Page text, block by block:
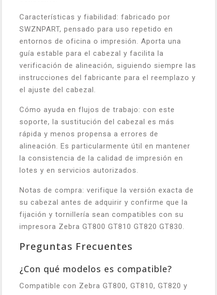
Características y fiabilidad: fabricado por
SWZNPART, pensado para uso repetido en
entornos de oficina o impresión. Aporta una
guía estable para el cabezal y facilita la
verificación de alineación, siguiendo siempre las
instrucciones del fabricante para el reemplazo y
el ajuste del cabezal.
Cómo ayuda en flujos de trabajo: con este
soporte, la sustitución del cabezal es más
rápida y menos propensa a errores de
alineación. Es particularmente útil en mantener
la consistencia de la calidad de impresión en
lotes y en servicios autorizados.
Notas de compra: verifique la versión exacta de
su cabezal antes de adquirir y confirme que la
fijación y tornillería sean compatibles con su
impresora Zebra GT800 GT810 GT820 GT830.
Preguntas Frecuentes
¿Con qué modelos es compatible?
Compatible con Zebra GT800, GT810, GT820 y